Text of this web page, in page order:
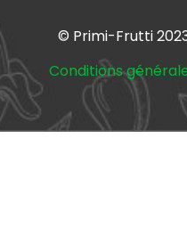
© Primi-Frutti
Conditions